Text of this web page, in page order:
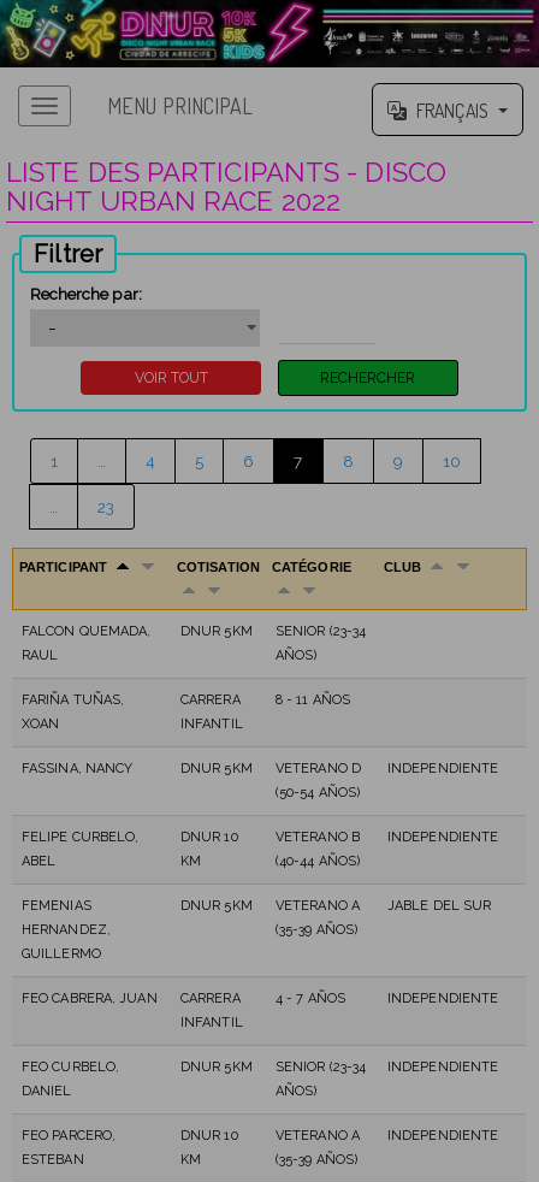
MENU PRINCIPAL FRANÇAIS
LISTE DES PARTICIPANTS - DISCO
NIGHT URBAN RACE 2022
Filtrer
Recherche par:
1 4 5 6 7 8 9 10
23
PARTICIPANT COTISATION CATÉGORIE CLUB
FALCON QUEMADA,
RAUL
DNUR 5KM
SENIOR (23-34
AÑOS)
FARIÑA TUÑAS,
XOAN
CARRERA
INFANTIL
8 - 11 AÑOS
FASSINA, NANCY DNUR 5KM
VETERANO D
(50-54 AÑOS)
INDEPENDIENTE
FELIPE CURBELO,
ABEL
DNUR 10
KM
VETERANO B
(40-44 AÑOS)
INDEPENDIENTE
FEMENIAS
HERNANDEZ,
GUILLERMO
DNUR 5KM
VETERANO A
(35-39 AÑOS)
JABLE DEL SUR
FEO CABRERA, JUAN
CARRERA
INFANTIL
4 - 7 AÑOS INDEPENDIENTE
FEO CURBELO,
DANIEL
DNUR 5KM
SENIOR (23-34
AÑOS)
INDEPENDIENTE
FEO PARCERO,
ESTEBAN
DNUR 10
KM
VETERANO A
(35-39 AÑOS)
INDEPENDIENTE